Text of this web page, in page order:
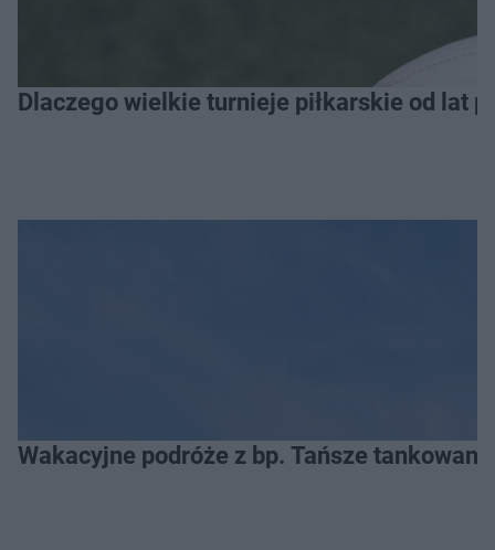
Dlaczego wielkie turnieje piłkarskie od lat
Wakacyjne podróże z bp. Tańsze